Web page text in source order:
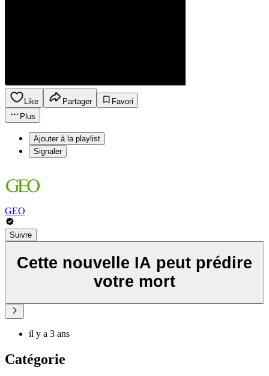
Like Partager
Favori
Plus
Ajouter à la playlist
Signaler
GEO
Suivre
Cette nouvelle IA peut prédire
votre mort
il y a 3 ans
Catégorie